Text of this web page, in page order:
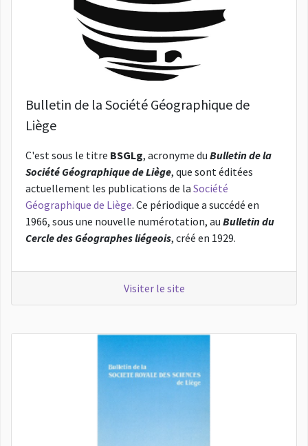
Bulletin de la Société Géographique de
Liège
C'est sous le titre BSGLg, acronyme du Bulletin de la
Société Géographique de Liège, que sont éditées
actuellement les publications de la Société
Géographique de Liège. Ce périodique a succédé en
1966, sous une nouvelle numérotation, au Bulletin du
Cercle des Géographes liégeois, créé en 1929.
Visiter le site